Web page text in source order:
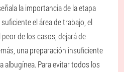
la importancia de la etapa
el área de trabajo, el
de los casos, dejará de
una preparación insuficiente
albugínea. Para evitar todos los